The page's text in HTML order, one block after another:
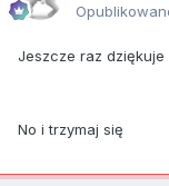
Jeszcze raz
No i trzymaj się